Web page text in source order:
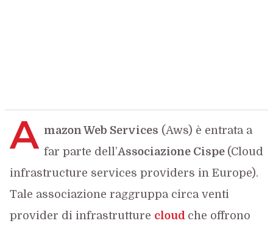
A mazon Web Services (Aws) è entrata a
far parte dell’Associazione Cispe (Cloud
infrastructure services providers in Europe).
Tale associazione raggruppa circa venti
provider di infrastrutture cloud che offrono